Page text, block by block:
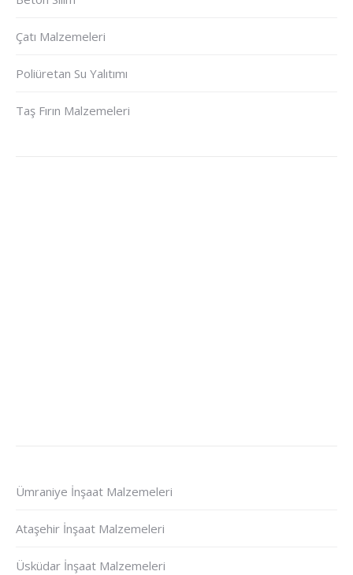
Çatı Malzemeleri
Poliüretan Su Yalıtımı
Taş Fırın Malzemeleri
Ümraniye İnşaat Malzemeleri
Ataşehir İnşaat Malzemeleri
Üsküdar İnşaat Malzemeleri